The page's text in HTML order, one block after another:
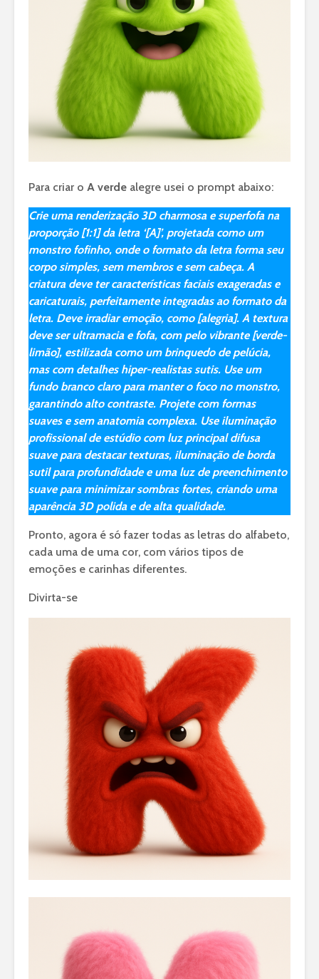
Para criar o A verde alegre usei o prompt abaixo:
Crie uma renderização 3D charmosa e superfofa na
proporção [1:1] da letra ‘[A]’, projetada como um
monstro fofinho, onde o formato da letra forma seu
corpo simples, sem membros e sem cabeça. A
criatura deve ter características faciais exageradas e
caricaturais, perfeitamente integradas ao formato da
letra. Deve irradiar emoção, como [alegria]. A textura
deve ser ultramacia e fofa, com pelo vibrante [verde-
limão], estilizada como um brinquedo de pelúcia,
mas com detalhes hiper-realistas sutis. Use um
fundo branco claro para manter o foco no monstro,
garantindo alto contraste. Projete com formas
suaves e sem anatomia complexa. Use iluminação
profissional de estúdio com luz principal difusa
suave para destacar texturas, iluminação de borda
sutil para profundidade e uma luz de preenchimento
suave para minimizar sombras fortes, criando uma
aparência 3D polida e de alta qualidade.
Pronto, agora é só fazer todas as letras do alfabeto,
cada uma de uma cor, com vários tipos de
emoções e carinhas diferentes.
Divirta-se